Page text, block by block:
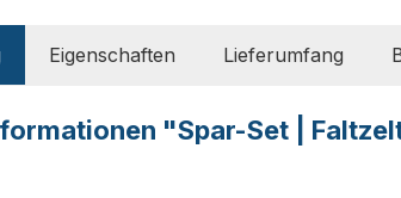
Eigenschaften Lieferumfang
"Spar-Set |